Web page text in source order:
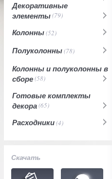
Декоративные
элементы(79)
Колонны(52)
Полуколонны(78)
Колонны и полуколонны в
сборе(58)
Готовые комплекты
декора(65)
Расходники(4)
Скачать